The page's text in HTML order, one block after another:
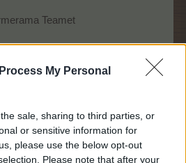
My Personal
sale, sharing to third parties, or
or sensitive information for
please use the below opt-out
Please note that after your
Teamet
sine lagerbygninger
?